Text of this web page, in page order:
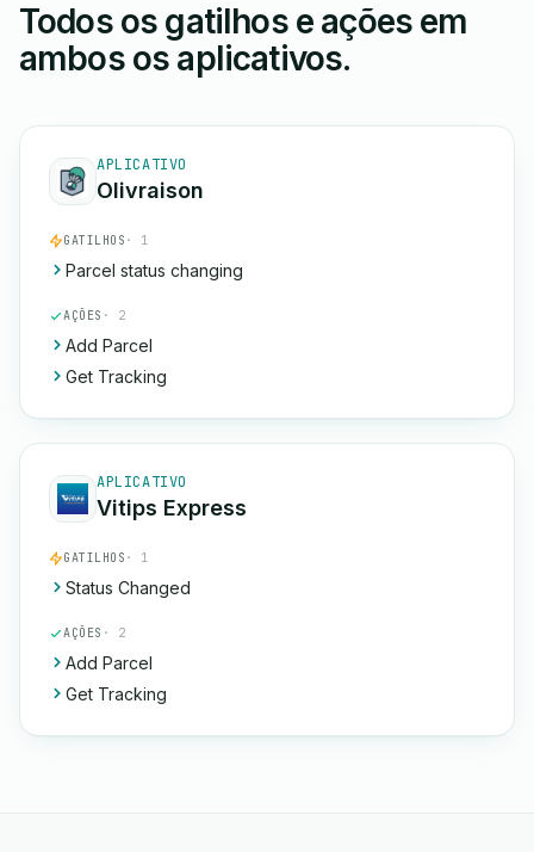
Todos os gatilhos e ações em
ambos os aplicativos.
APLICATIVO
Olivraison
GATILHOS · 1
Parcel status changing
AÇÕES · 2
Add Parcel
Get Tracking
APLICATIVO
Vitips Express
GATILHOS · 1
Status Changed
AÇÕES · 2
Add Parcel
Get Tracking